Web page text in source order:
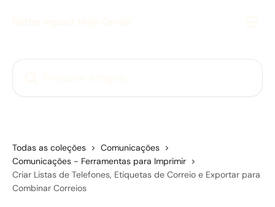
Todas as coleções
Comunicações
Comunicações - Ferramentas para Imprimir
Criar Listas de Telefones, Etiquetas de Correio e Exportar para
Combinar Correios